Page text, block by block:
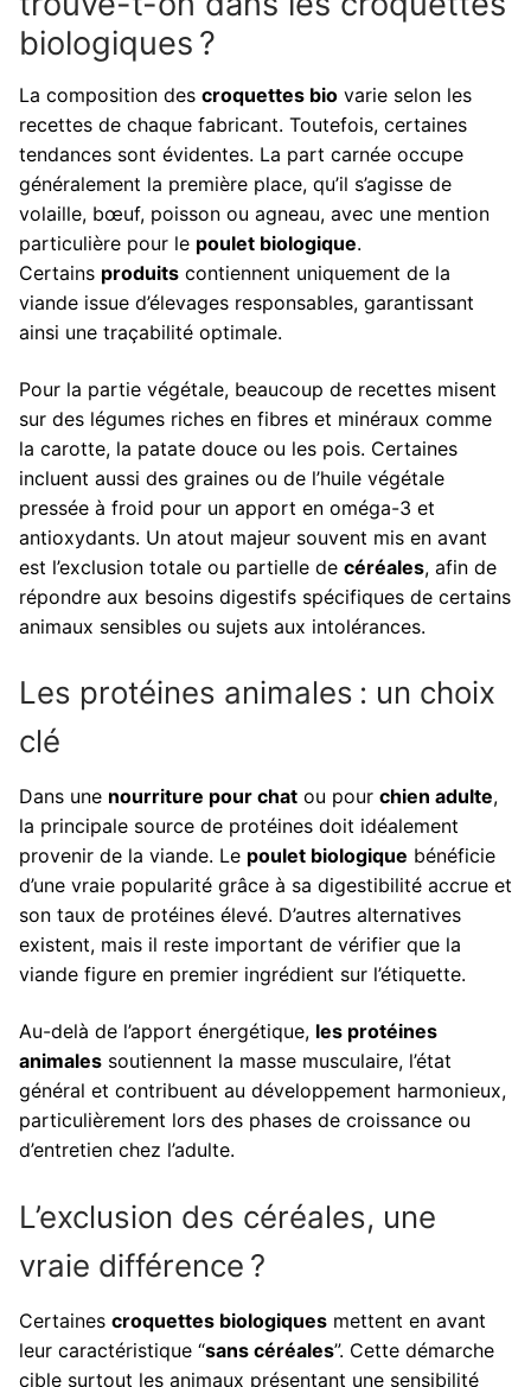
biologiques ?
La composition des croquettes bio varie selon les
recettes de chaque fabricant. Toutefois, certaines
tendances sont évidentes. La part carnée occupe
généralement la première place, qu’il s’agisse de
volaille, bœuf, poisson ou agneau, avec une mention
particulière pour le poulet biologique.
Certains produits contiennent uniquement de la
viande issue d’élevages responsables, garantissant
ainsi une traçabilité optimale.
Pour la partie végétale, beaucoup de recettes misent
sur des légumes riches en fibres et minéraux comme
la carotte, la patate douce ou les pois. Certaines
incluent aussi des graines ou de l’huile végétale
pressée à froid pour un apport en oméga-3 et
antioxydants. Un atout majeur souvent mis en avant
est l’exclusion totale ou partielle de céréales, afin de
répondre aux besoins digestifs spécifiques de certains
animaux sensibles ou sujets aux intolérances.
Les protéines animales : un choix
clé
Dans une nourriture pour chat ou pour chien adulte,
la principale source de protéines doit idéalement
provenir de la viande. Le poulet biologique bénéficie
d’une vraie popularité grâce à sa digestibilité accrue et
son taux de protéines élevé. D’autres alternatives
existent, mais il reste important de vérifier que la
viande figure en premier ingrédient sur l’étiquette.
Au-delà de l’apport énergétique, les protéines
animales soutiennent la masse musculaire, l’état
général et contribuent au développement harmonieux,
particulièrement lors des phases de croissance ou
d’entretien chez l’adulte.
L’exclusion des céréales, une
vraie différence ?
Certaines croquettes biologiques mettent en avant
leur caractéristique “sans céréales”. Cette démarche
cible surtout les animaux présentant une sensibilité